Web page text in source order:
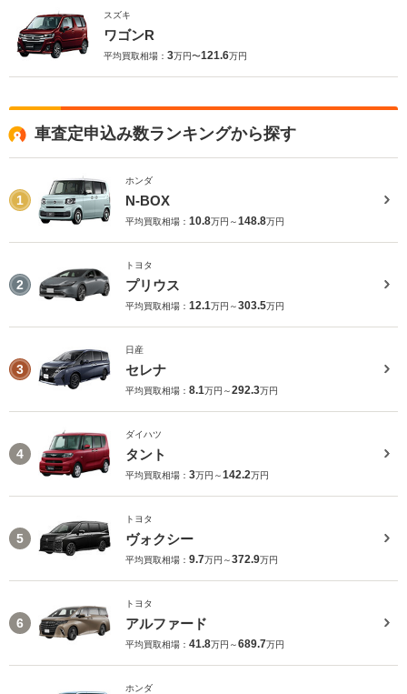
スズキ
ワゴンR
平均買取相場： 3万円〜121.6万円
車査定申込み数ランキングから探す
1
ホンダ
N-BOX
平均買取相場： 10.8万円～148.8万円
2
トヨタ
プリウス
平均買取相場： 12.1万円～303.5万円
3
日産
セレナ
平均買取相場： 8.1万円～292.3万円
4
ダイハツ
タント
平均買取相場： 3万円～142.2万円
5
トヨタ
ヴォクシー
平均買取相場： 9.7万円～372.9万円
6
トヨタ
アルファード
平均買取相場： 41.8万円～689.7万円
ホンダ